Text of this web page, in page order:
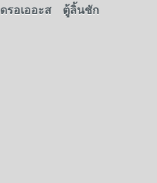
ดรอเออะส ตู้ลิ้นชัก